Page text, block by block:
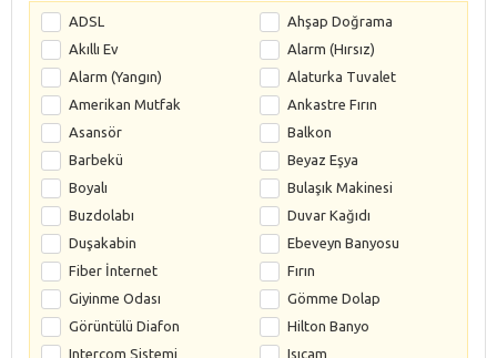
ADSL
Ahşap Doğrama
Akıllı Ev
Alarm (Hırsız)
Alarm (Yangın)
Alaturka Tuvalet
Amerikan Mutfak
Ankastre Fırın
Asansör
Balkon
Barbekü
Beyaz Eşya
Boyalı
Bulaşık Makinesi
Buzdolabı
Duvar Kağıdı
Duşakabin
Ebeveyn Banyosu
Fiber İnternet
Fırın
Giyinme Odası
Gömme Dolap
Görüntülü Diafon
Hilton Banyo
Intercom Sistemi
Isıcam